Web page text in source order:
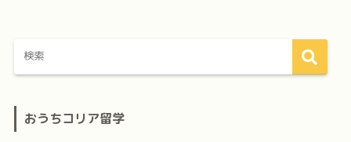
おうちコリア留学